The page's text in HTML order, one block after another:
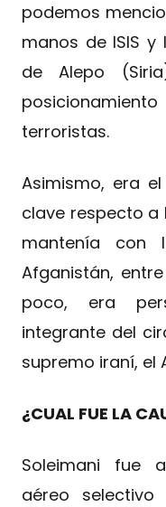
podemos
manos de ISIS
de Alepo
terroristas.
Asimismo, era
clave respecto a
mantenía con
Afganistán,
poco, era
integrante del
supremo iraní, el
¿CUAL FUE LA
Soleimani fue
aéreo selectivo